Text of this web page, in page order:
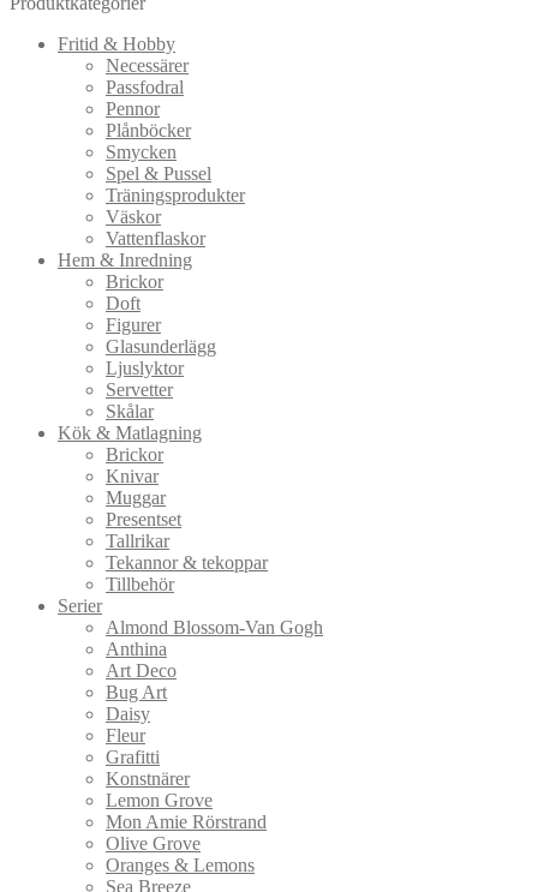
Fritid & Hobby
Necessärer
Passfodral
Pennor
Plånböcker
Smycken
Spel & Pussel
Träningsprodukter
Väskor
Vattenflaskor
Hem & Inredning
Brickor
Doft
Figurer
Glasunderlägg
Ljuslyktor
Servetter
Skålar
Kök & Matlagning
Brickor
Knivar
Muggar
Presentset
Tallrikar
Tekannor & tekoppar
Tillbehör
Serier
Almond Blossom-Van Gogh
Anthina
Art Deco
Bug Art
Daisy
Fleur
Grafitti
Konstnärer
Lemon Grove
Mon Amie Rörstrand
Olive Grove
Oranges & Lemons
Sea Breeze